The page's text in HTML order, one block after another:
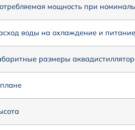
мощность при
воды на охлаждение и
размеры